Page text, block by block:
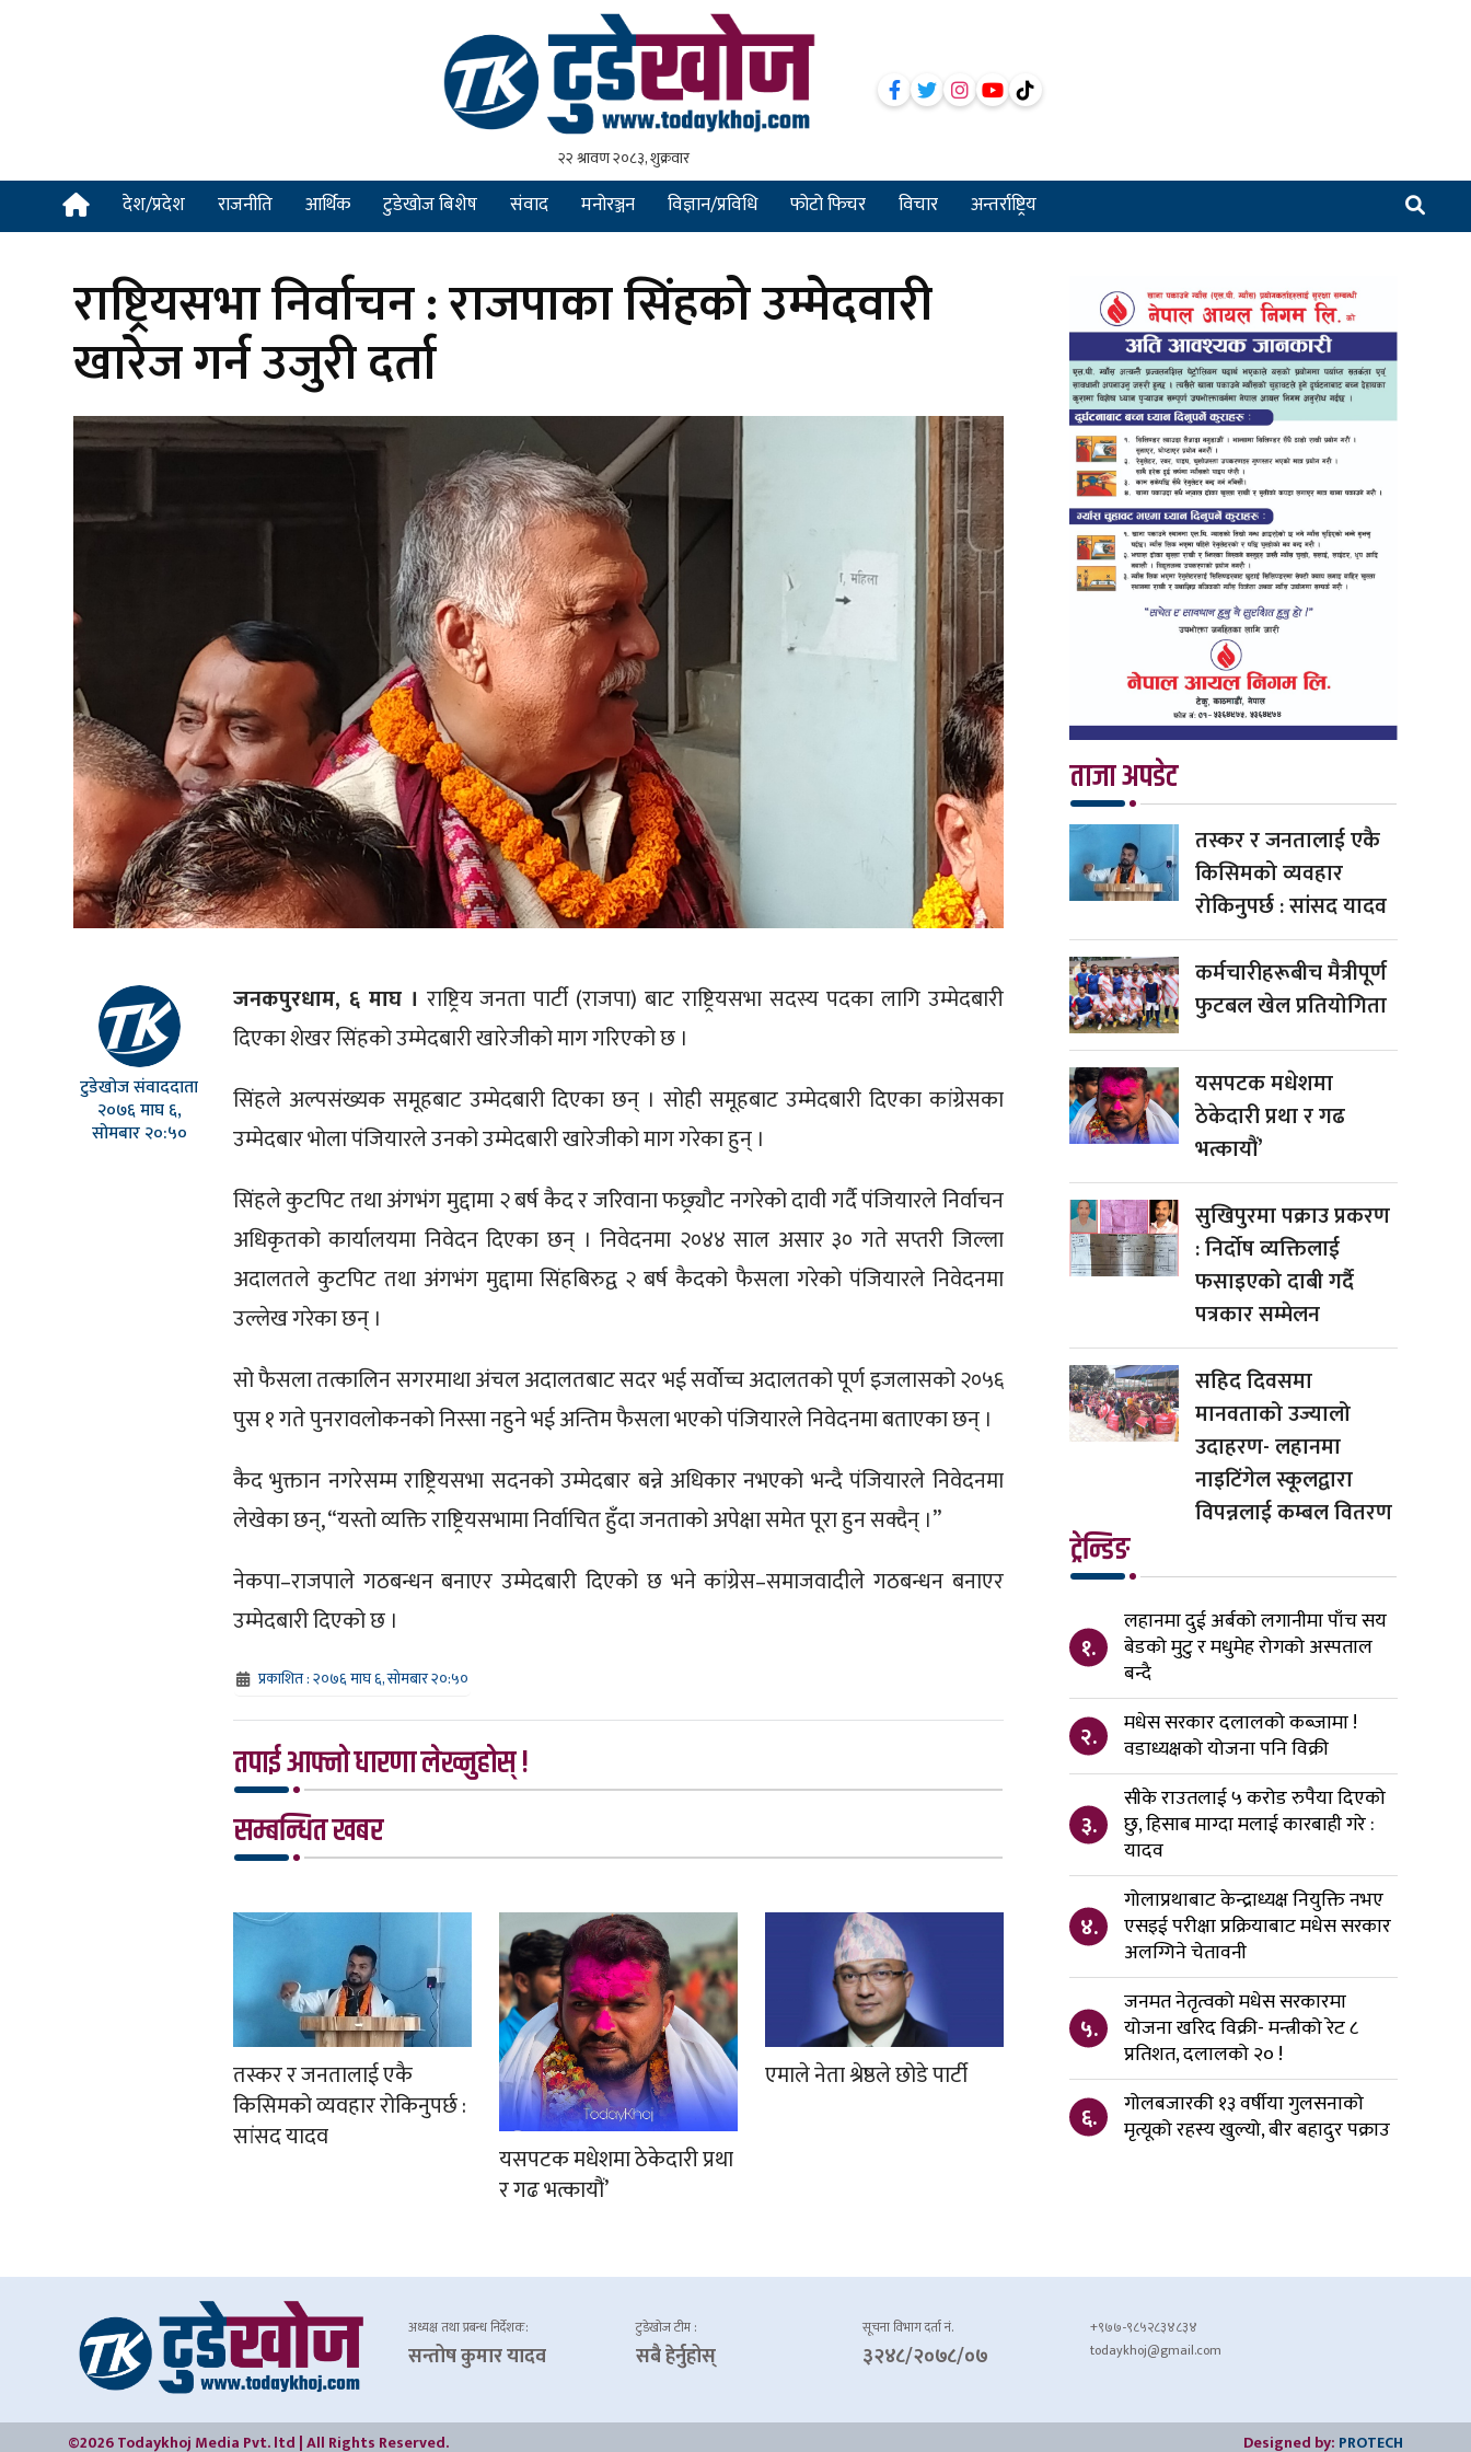
देश/प्रदेश राजनीति आर्थिक टुडेखोज बिशेष संवाद मनोरञ्जन विज्ञान/प्रविधि फोटो फिचर विचार अन्तर्राष्ट्रिय
राष्ट्रियसभा निर्वाचन : राजपाका सिंहको उम्मेदवारी
खारेज गर्न उजुरी दर्ता
टुडेखोज संवाददाता
२०७६ माघ ६,
सोमबार २०:५०
जनकपुरधाम, ६ माघ । राष्ट्रिय जनता पार्टी (राजपा) बाट राष्ट्रियसभा सदस्य पदका लागि उम्मेदबारी
दिएका शेखर सिंहको उम्मेदबारी खारेजीको माग गरिएको छ ।
सिंहले अल्पसंख्यक समूहबाट उम्मेदबारी दिएका छन् । सोही समूहबाट उम्मेदबारी दिएका कांग्रेसका
उम्मेदबार भोला पंजियारले उनको उम्मेदबारी खारेजीको माग गरेका हुन् ।
सिंहले कुटपिट तथा अंगभंग मुद्दामा २ बर्ष कैद र जरिवाना फछ्र्याैट नगरेको दावी गर्दै पंजियारले निर्वाचन
अधिकृतको कार्यालयमा निवेदन दिएका छन् । निवेदनमा २०४४ साल असार ३० गते सप्तरी जिल्ला
अदालतले कुटपिट तथा अंगभंग मुद्दामा सिंहबिरुद्व २ बर्ष कैदको फैसला गरेको पंजियारले निवेदनमा
उल्लेख गरेका छन् ।
सो फैसला तत्कालिन सगरमाथा अंचल अदालतबाट सदर भई सर्वाेच्च अदालतको पूर्ण इजलासको २०५६
पुस १ गते पुनरावलोकनको निस्सा नहुने भई अन्तिम फैसला भएको पंजियारले निवेदनमा बताएका छन् ।
कैद भुक्तान नगरेसम्म राष्ट्रियसभा सदनको उम्मेदबार बन्ने अधिकार नभएको भन्दै पंजियारले निवेदनमा
लेखेका छन्, “यस्तो व्यक्ति राष्ट्रियसभामा निर्वाचित हुँदा जनताको अपेक्षा समेत पूरा हुन सक्दैन् ।”
नेकपा–राजपाले गठबन्धन बनाएर उम्मेदबारी दिएको छ भने कांग्रेस–समाजवादीले गठबन्धन बनाएर
उम्मेदबारी दिएको छ ।
प्रकाशित : २०७६ माघ ६, सोमबार २०:५०
तपाई आफ्नो धारणा लेख्नुहोस् !
सम्बन्धित खबर
तस्कर र जनतालाई एकै
किसिमको व्यवहार रोकिनुपर्छ :
सांसद यादव
यसपटक मधेशमा ठेकेदारी प्रथा
र गढ भत्कायौं’
एमाले नेता श्रेष्ठले छोडे पार्टी
ताजा अपडेट
तस्कर र जनतालाई एकै
किसिमको व्यवहार
रोकिनुपर्छ : सांसद यादव
कर्मचारीहरूबीच मैत्रीपूर्ण
फुटबल खेल प्रतियोगिता
यसपटक मधेशमा
ठेकेदारी प्रथा र गढ
भत्कायौं’
सुखिपुरमा पक्राउ प्रकरण
: निर्दोष व्यक्तिलाई
फसाइएको दाबी गर्दै
पत्रकार सम्मेलन
सहिद दिवसमा
मानवताको उज्यालो
उदाहरण- लहानमा
नाइटिंगेल स्कूलद्वारा
विपन्नलाई कम्बल वितरण
ट्रेन्डिङ
१.
लहानमा दुई अर्बको लगानीमा पाँच सय
बेडको मुटु र मधुमेह रोगको अस्पताल
बन्दै
२.
मधेस सरकार दलालको कब्जामा !
वडाध्यक्षको योजना पनि विक्री
३.
सीके राउतलाई ५ करोड रुपैया दिएको
छु, हिसाब माग्दा मलाई कारबाही गरे :
यादव
४.
गोलाप्रथाबाट केन्द्राध्यक्ष नियुक्ति नभए
एसइई परीक्षा प्रक्रियाबाट मधेस सरकार
अलग्गिने चेतावनी
५.
जनमत नेतृत्वको मधेस सरकारमा
योजना खरिद विक्री- मन्त्रीको रेट ८
प्रतिशत, दलालको २० !
६.
गोलबजारकी १३ वर्षीया गुलसनाको
मृत्यूको रहस्य खुल्यो, बीर बहादुर पक्राउ
अध्यक्ष तथा प्रबन्ध निर्देशक:
सन्तोष कुमार यादव
टुडेखोज टीम :
सबै हेर्नुहोस्
सूचना विभाग दर्ता नं.
३२४८/२०७८/०७
+९७७-९८५२८३४८३४
todaykhoj@gmail.com
©2026 Todaykhoj Media Pvt. ltd | All Rights Reserved. Designed by: PROTECH